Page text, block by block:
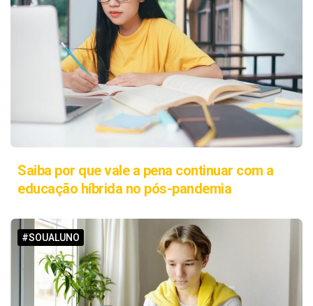
Saiba por que vale a pena continuar com a
educação híbrida no pós-pandemia
#SOUALUNO